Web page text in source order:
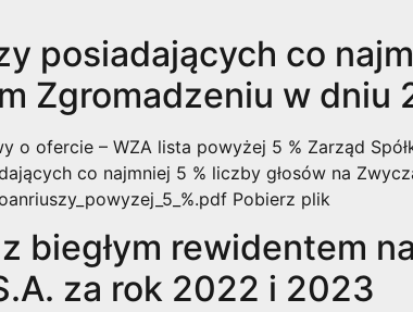
posiadających co
Zgromadzeniu w dniu
o ofercie – WZA lista powyżej 5 % Zarząd
co najmniej 5 % liczby głosów na
Pobierz plik
biegłym rewidentem
za rok 2022 i 2023